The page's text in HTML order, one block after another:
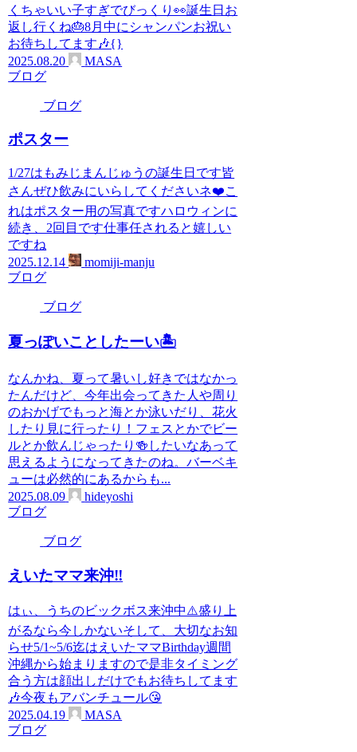
くちゃいい子すぎでびっくり👀誕生日お
返し行くね🎂8月中にシャンパンお祝い
お待ちしてます🎶{}
2025.08.20
MASA
ブログ
ブログ
ポスター
1/27はもみじまんじゅうの誕生日です皆
さんぜひ飲みにいらしてくださいネ❤️こ
れはポスター用の写真ですハロウィンに
続き、2回目です仕事任されると嬉しい
ですね
2025.12.14
momiji-manju
ブログ
ブログ
夏っぽいことしたーい🏝️
なんかね、夏って暑いし好きではなかっ
たんだけど、今年出会ってきた人や周り
のおかげでもっと海とか泳いだり、花火
したり見に行ったり！フェスとかでビー
ルとか飲んじゃったり🍻したいなあって
思えるようになってきたのね。バーベキ
ューは必然的にあるからも...
2025.08.09
hideyoshi
ブログ
ブログ
えいたママ来沖‼️
はぃ、うちのビックボス来沖中⚠️盛り上
がるなら今しかないそして、大切なお知
らせ5/1~5/6迄はえいたママBirthday週間
沖縄から始まりますので是非タイミング
合う方は顔出しだけでもお待ちしてます
🎶今夜もアバンチュール😘
2025.04.19
MASA
ブログ